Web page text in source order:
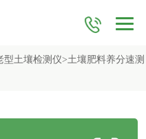
型土壤检测仪>土壤肥料养分速测